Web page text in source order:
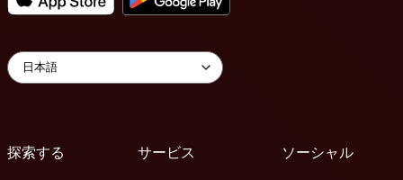
探索する
サービス
ソーシャル